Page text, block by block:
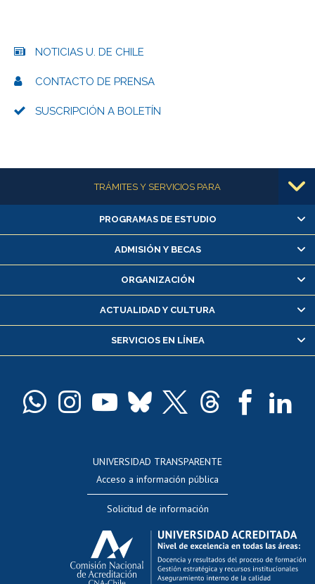
NOTICIAS U. DE CHILE
CONTACTO DE PRENSA
SUSCRIPCIÓN A BOLETÍN
Más informaciónTRÁMITES Y SERVICIOS PARA
Alumnas/os y exalumnas/os
Matrícula en línea
Inscripción y cambio de asignaturas
Consulta y certificado de notas
Servicio médico y dental
Pago de arancel y crédito alumnos
Docentes
Perfeccionamiento
Editar Portafolio Académico
Evaluación docente
Calificación académica
Postulación al AUCAI
Funcionarias/os
PROGRAMAS DE ESTUDIO
ADMISIÓN Y BECAS
ORGANIZACIÓN
ACTUALIDAD Y CULTURA
SERVICIOS EN LÍNEA
UNIVERSIDAD TRANSPARENTE
Acceso a información pública
Solicitud de información